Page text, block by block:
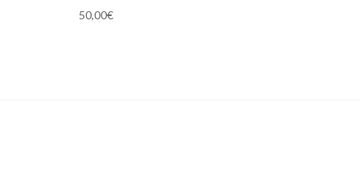
50,00€